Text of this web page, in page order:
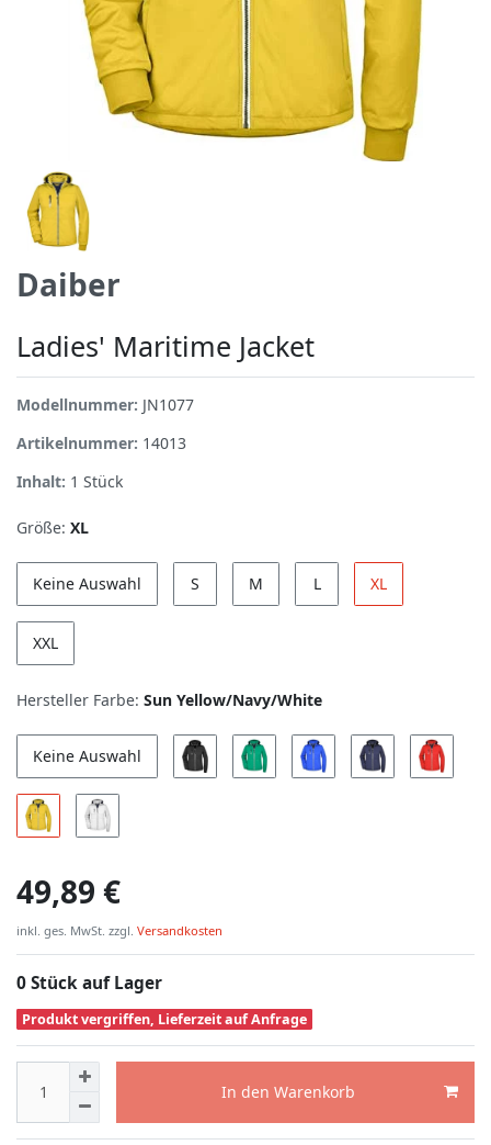
Daiber
Ladies' Maritime Jacket
Modellnummer: JN1077
Artikelnummer: 14013
Inhalt: 1 Stück
Größe: XL
Keine Auswahl S M L XL
XXL
Hersteller Farbe: Sun Yellow/Navy/White
Keine Auswahl
49,89 €
inkl. ges. MwSt. zzgl. Versandkosten
0 Stück auf Lager
Produkt vergriffen, Lieferzeit auf Anfrage
In den Warenkorb